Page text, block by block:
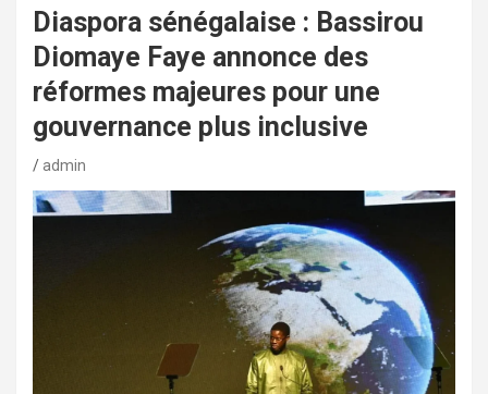
Diaspora sénégalaise : Bassirou
Diomaye Faye annonce des
réformes majeures pour une
gouvernance plus inclusive
admin